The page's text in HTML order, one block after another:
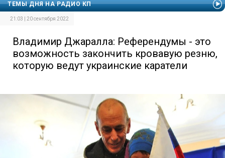
ТЕМЫ ДНЯ НА РАДИО КП
21:03 | 20 сентября 2022
Владимир Джаралла: Референдумы - это
возможность закончить кровавую резню,
которую ведут украинские каратели